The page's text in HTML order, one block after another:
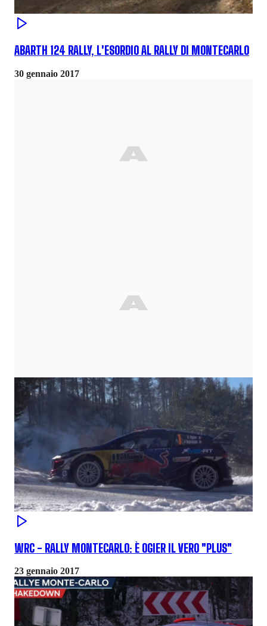
ABARTH 124 RALLY, L'ESORDIO AL RALLY DI MONTECARLO
30 gennaio 2017
WRC - RALLY MONTECARLO: È OGIER IL VERO "PLUS"
23 gennaio 2017